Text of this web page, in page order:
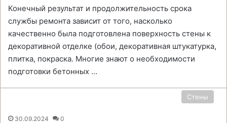
Конечный результат и продолжительность срока
службы ремонта зависит от того, насколько
качественно была подготовлена поверхность стены к
декоративной отделке (обои, декоративная штукатурка,
плитка, покраска. Многие знают о необходимости
подготовки бетонных …
Стены
30.09.2024 0